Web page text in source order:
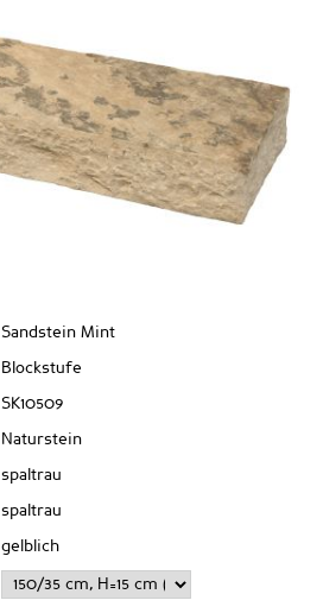
Sandstein Mint
Blockstufe
SK10509
Naturstein
spaltrau
spaltrau
gelblich